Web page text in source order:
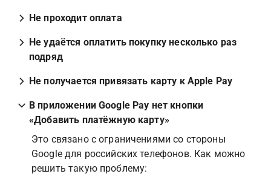
Не проходит оплата
Не удаётся оплатить покупку несколько раз
подряд
Не получается привязать карту к Apple Pay
В приложении Google Pay нет кнопки
«Добавить платёжную карту»
Это связано с ограничениями со стороны
Google для российских телефонов. Как можно
решить такую проблему: